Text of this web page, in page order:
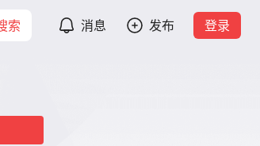
索 消息 发布 登录